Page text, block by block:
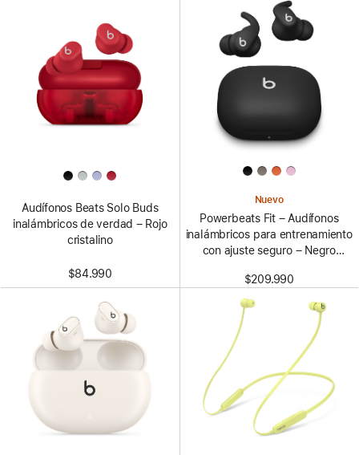
Audífonos Beats Solo Buds
inalámbricos de verdad – Rojo
cristalino
$84.990
Nuevo
Powerbeats Fit – Audífonos
inalámbricos para entrenamiento
con ajuste seguro – Negro
$209.990